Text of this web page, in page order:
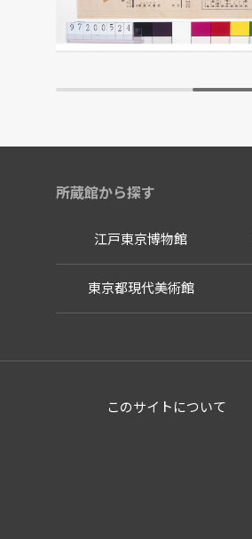
江戸東京博物館
所蔵館から探す
江戸東京博物館
東京都現代美術館
このサイトについて